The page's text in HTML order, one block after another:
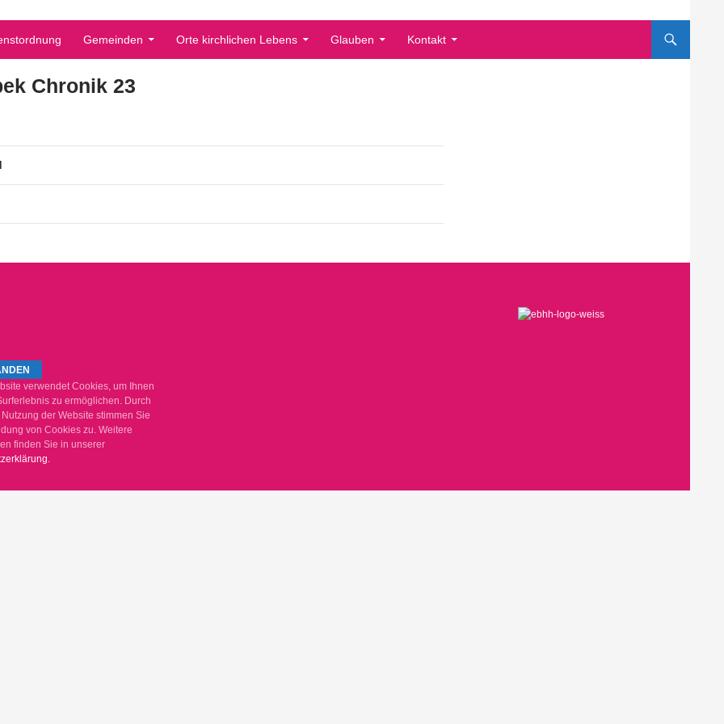
Gemeinden Orte kirchlichen Lebens Glauben Kontakt
Chronik 23
verwendet Cookies, um Ihnen
zu ermöglichen. Durch
der Website stimmen Sie
von Cookies zu. Weitere
finden Sie in unserer